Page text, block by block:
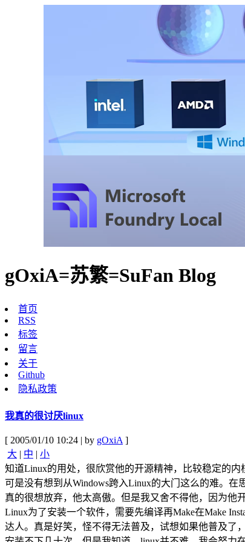
gOxiA=苏繁=SuFan Blog
首页
RSS
标签
留言
关于
Github
隐私政策
我真的很讨厌linux
[ 2005/01/10 10:24 | by gOxiA]
大 | 中 | 小
知道Linux的用处，很欣赏他的开源精神，比较稳定的内
可是没有想到从Windows跨入Linux的大门这么的难。
真的很想放弃，他太高傲。但是我又舍不得他，因为他
Linux为了安装一个软件，需要先编译再Make在Make
达人。真是好笑，怪不得无法普及，试想如果他普及了